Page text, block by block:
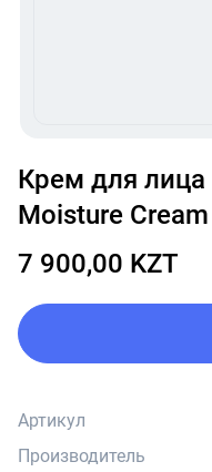
1
of
3
Крем для лица LAGOM Cellus Mild
Moisture
7 900,00 KZT
Артикул
Производитель